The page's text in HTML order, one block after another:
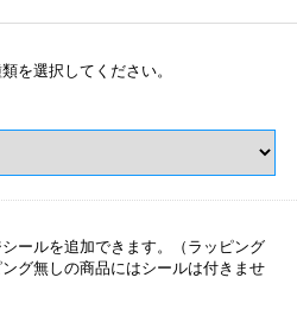
を選択してください。
ールを追加できます。（ラッピング
グ無しの商品にはシールは付きませ